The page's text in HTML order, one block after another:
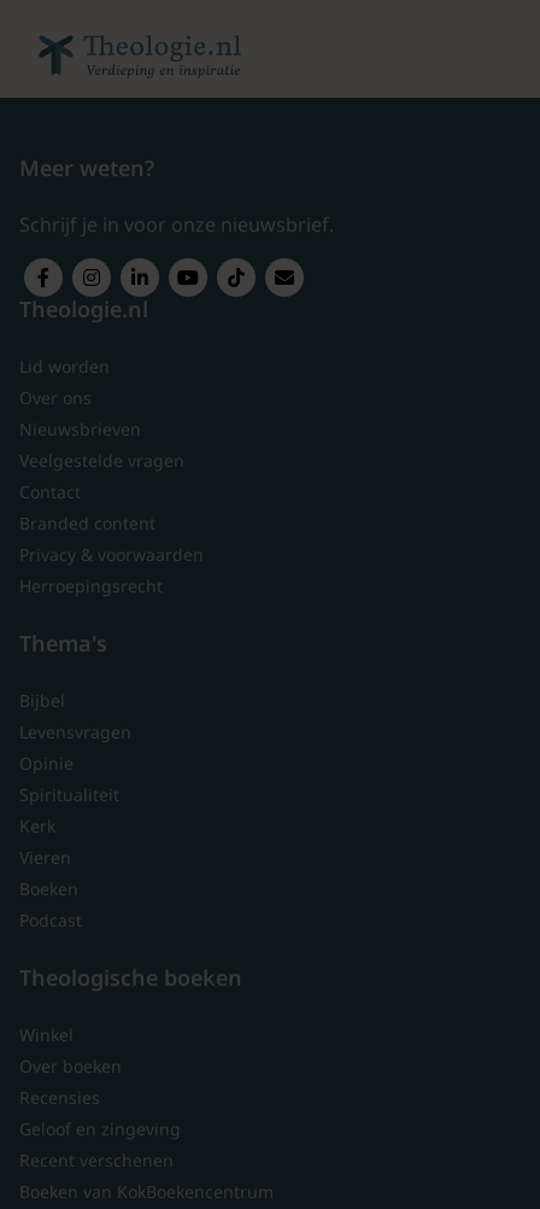
Meer weten?
Schrijf je in voor onze nieuwsbrief.
Theologie.nl
Lid worden
Over ons
Nieuwsbrieven
Veelgestelde vragen
Contact
Branded content
Privacy & voorwaarden
Herroepingsrecht
Thema's
Bijbel
Levensvragen
Opinie
Spiritualiteit
Kerk
Vieren
Boeken
Podcast
Theologische boeken
Winkel
Over boeken
Recensies
Geloof en zingeving
Recent verschenen
Boeken van KokBoekencentrum